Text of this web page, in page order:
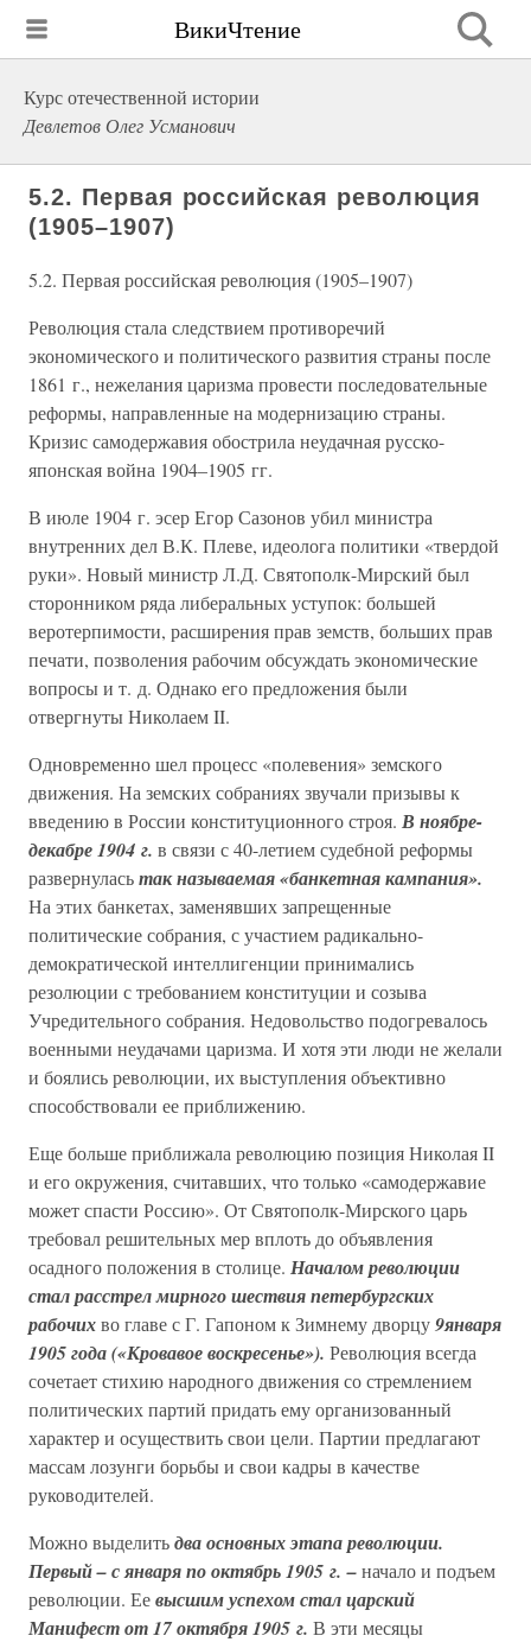
ВикиЧтение
Курс отечественной истории
Девлетов Олег Усманович
5.2. Первая российская революция
(1905–1907)
5.2. Первая российская революция (1905–1907)
Революция стала следствием противоречий
экономического и политического развития страны после
1861 г., нежелания царизма провести последовательные
реформы, направленные на модернизацию страны.
Кризис самодержавия обострила неудачная русско-
японская война 1904–1905 гг.
В июле 1904 г. эсер Егор Сазонов убил министра
внутренних дел В.К. Плеве, идеолога политики «твердой
руки». Новый министр Л.Д. Святополк-Мирский был
сторонником ряда либеральных уступок: большей
веротерпимости, расширения прав земств, больших прав
печати, позволения рабочим обсуждать экономические
вопросы и т. д. Однако его предложения были
отвергнуты Николаем II.
Одновременно шел процесс «полевения» земского
движения. На земских собраниях звучали призывы к
введению в России конституционного строя. В ноябре-
декабре 1904 г. в связи с 40-летием судебной реформы
развернуласьтак называемая «банкетная кампания».
На этих банкетах, заменявших запрещенные
политические собрания, с участием радикально-
демократической интеллигенции принимались
резолюции с требованием конституции и созыва
Учредительного собрания. Недовольство подогревалось
военными неудачами царизма. И хотя эти люди не желали
и боялись революции, их выступления объективно
способствовали ее приближению.
Еще больше приближала революцию позиция Николая II
и его окружения, считавших, что только «самодержавие
может спасти Россию». От Святополк-Мирского царь
требовал решительных мер вплоть до объявления
осадного положения в столице. Началом революции
стал расстрел мирного шествия петербургских
рабочихво главе с Г. Гапоном к Зимнему дворцу9января
1905 года («Кровавое воскресенье»). Революция всегда
сочетает стихию народного движения со стремлением
политических партий придать ему организованный
характер и осуществить свои цели. Партии предлагают
массам лозунги борьбы и свои кадры в качестве
руководителей.
Можно выделитьдва основных этапа революции.
Первый – с января по октябрь 1905 г. –начало и подъем
революции. Еевысшим успехом стал царский
Манифест от 17 октября 1905 г. В эти месяцы